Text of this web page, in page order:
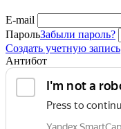
E-mail
ПарольЗабыли пароль?
Создать учетную запись
Антибот